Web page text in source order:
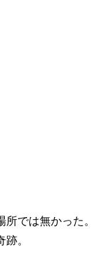
では無かった。
。